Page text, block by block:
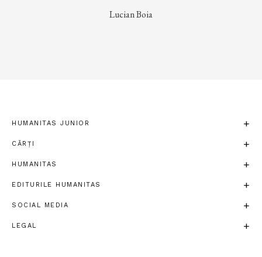
Lucian Boia
HUMANITAS JUNIOR
CĂRȚI
HUMANITAS
EDITURILE HUMANITAS
SOCIAL MEDIA
LEGAL